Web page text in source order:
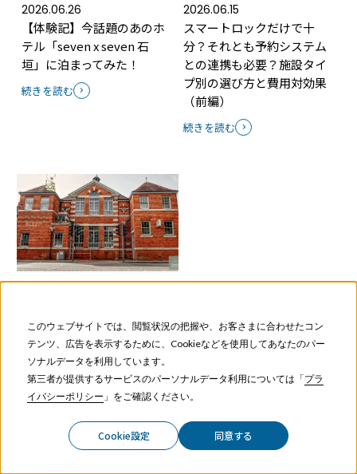
このウェブサイトでは、閲覧状況の把握や、お客さまに合わせたコン
テンツ、広告を表示するために、Cookieなどを使用してあなたのパー
ソナルデータを利用しています。
第三者が提供するサービスのパーソナルデータ利用については「プラ
イバシーポリシー 」をご確認ください。
Cookie設定 同意する
2026.06.26
【体験記】今話題のあのホ
テル「seven x seven 石
垣」に泊まってみた！
続きを読む
2026.06.15
スマートロックだけで十
分？それとも予約システム
との連携も必要？施設タイ
プ別の選び方と費用対効果
（前編）
続きを読む
ビス」が最高のサービス？
イギリスの歴史的建築を活
かしたブティックホテルの
無人化・高収益化
続きを読む